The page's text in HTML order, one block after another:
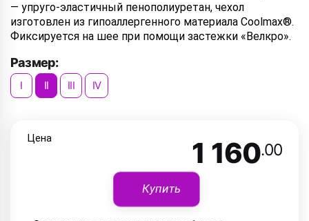
― упруго-эластичный пенополиуретан, чехол
изготовлен из гипоаллергенного материала Coolmax®.
Фиксируется на шее при помощи застежки «Велкро».
Размер:
I II III IV
Цена 1 160.00
Купить